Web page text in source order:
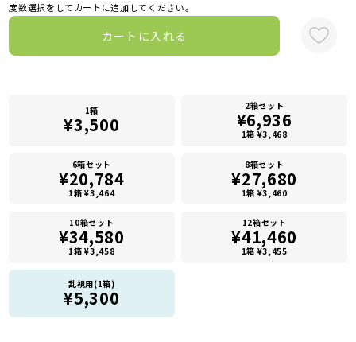
度数選択をしてカートに追加してください。
カートに入れる
1箱
¥3,500
2箱セット
¥6,936
1箱 ¥3,468
6箱セット
¥20,784
1箱 ¥3,464
8箱セット
¥27,680
1箱 ¥3,460
10箱セット
¥34,580
1箱 ¥3,458
12箱セット
¥41,460
1箱 ¥3,455
乱視用(1箱)
¥5,300